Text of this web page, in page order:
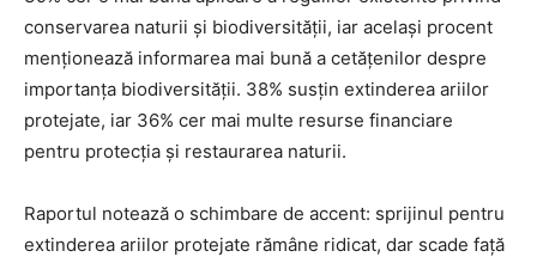
conservarea naturii și biodiversității, iar același procent
menționează informarea mai bună a cetățenilor despre
importanța biodiversității. 38% susțin extinderea ariilor
protejate, iar 36% cer mai multe resurse financiare
pentru protecția și restaurarea naturii.
Raportul notează o schimbare de accent: sprijinul pentru
extinderea ariilor protejate rămâne ridicat, dar scade față